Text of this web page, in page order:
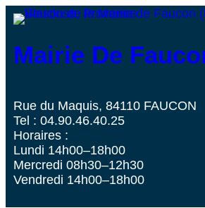
Mairie De
Rue du Maquis, 84110 FAUCON
Tel : 04.90.46.40.25
Horaires :
Lundi 14h00–18h00
Mercredi 08h30–12h30
Vendredi 14h00–18h00